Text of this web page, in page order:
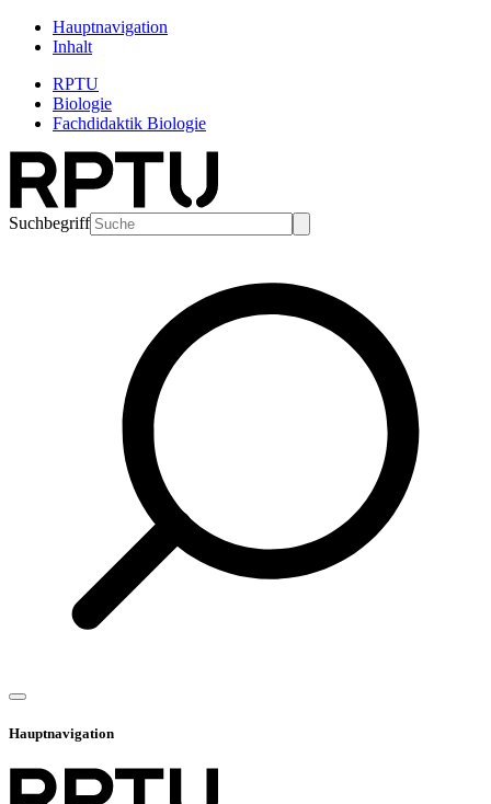
Hauptnavigation
Inhalt
RPTU
Biologie
Fachdidaktik Biologie
Suchbegriff
Hauptnavigation